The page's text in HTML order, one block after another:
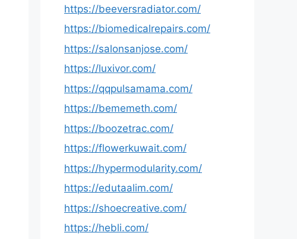
https://beeversradiator.com/
https://biomedicalrepairs.com/
https://salonsanjose.com/
https://luxivor.com/
https://qqpulsamama.com/
https://bememeth.com/
https://boozetrac.com/
https://flowerkuwait.com/
https://hypermodularity.com/
https://edutaalim.com/
https://shoecreative.com/
https://hebli.com/